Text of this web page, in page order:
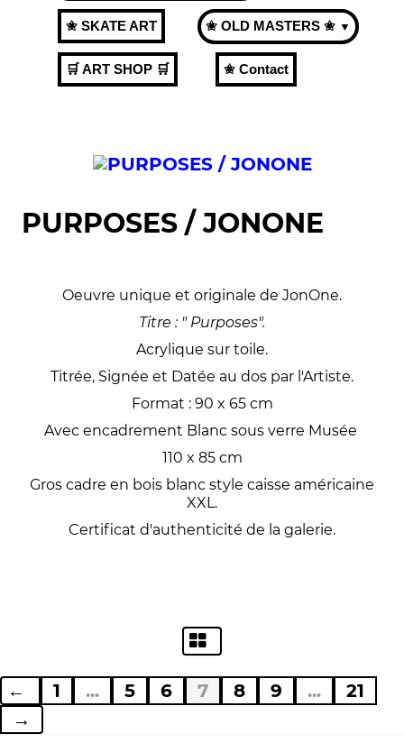
✬ SKATE ART ✬ OLD MASTERS ✬ ▼
🛒 ART SHOP 🛒 ✬ Contact
PURPOSES / JONONE
Oeuvre unique et originale de JonOne.
Titre : " Purposes".
Acrylique sur toile.
Titrée, Signée et Datée au dos par l'Artiste.
Format : 90 x 65 cm
Avec encadrement Blanc sous verre Musée
110 x 85 cm
Gros cadre en bois blanc style caisse américaine
XXL.
Certificat d'authenticité de la galerie.
← 1 ... 5 6 7 8 9 ...
21
→